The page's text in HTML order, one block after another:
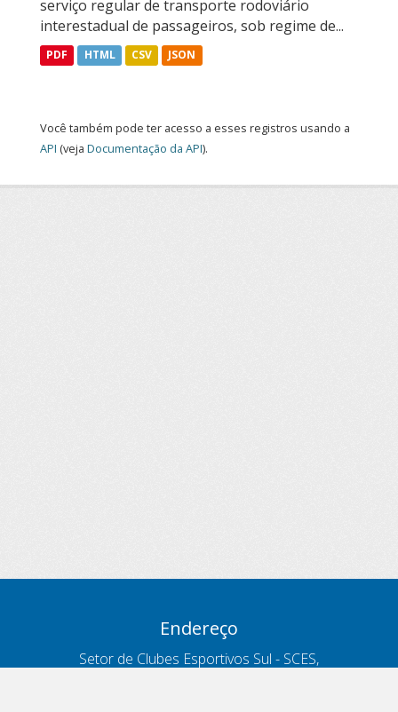
serviço regular de transporte rodoviário
interestadual de passageiros, sob regime de...
PDF HTML CSV JSON
Você também pode ter acesso a esses registros usando a
API (veja Documentação da API).
Endereço
Setor de Clubes Esportivos Sul - SCES,